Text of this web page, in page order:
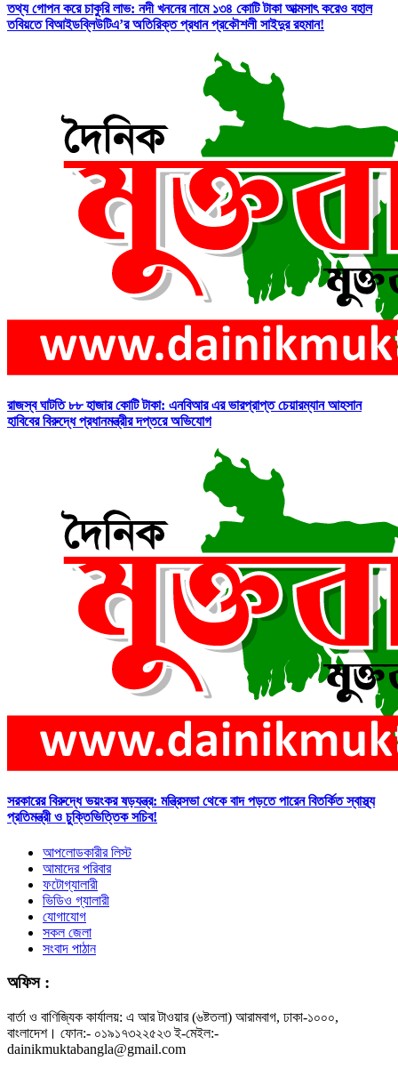
তথ্য গোপন করে চাকুরি লাভ: নদী খননের নামে ১৩৪ কোটি টাকা আত্মসাৎ করেও বহাল
তবিয়তে বিআইডব্লিউটিএ’র অতিরিক্ত প্রধান প্রকৌশলী সাইদুর রহমান!
রাজস্ব ঘাটতি ৮৮ হাজার কোটি টাকা: এনবিআর এর ভারপ্রাপ্ত চেয়ারম্যান আহসান
হাবিবের বিরুদ্ধে প্রধানমন্ত্রীর দপ্তরে অভিযোগ
সরকারের বিরুদ্ধে ভয়ংকর ষড়যন্ত্র: মন্ত্রিসভা থেকে বাদ পড়তে পারেন বিতর্কিত স্বাস্থ্য
প্রতিমন্ত্রী ও চুক্তিভিত্তিক সচিব!
আপলোডকারীর লিস্ট
আমাদের পরিবার
ফটোগ্যালারী
ভিডিও গ্যালারী
যোগাযোগ
সকল জেলা
সংবাদ পাঠান
অফিস :
বার্তা ও বাণিজ্যিক কার্যালয়: এ আর টাওয়ার (৬ষ্টতলা) আরামবাগ, ঢাকা-১০০০,
বাংলাদেশ। ফোন:- ০১৯১৭৩২২৫২৩ ই-মেইল:-
dainikmuktabangla@gmail.com